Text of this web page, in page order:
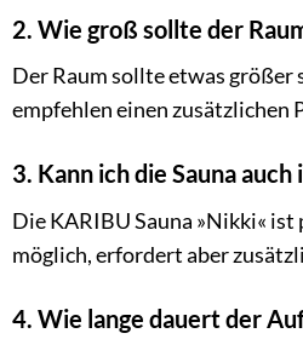
2. Wie groß sollte der
Der Raum sollte etwas größer
empfehlen einen zusätzlichen
3. Kann ich die Sauna
Die KARIBU Sauna »Nikki«
möglich, erfordert aber
4. Wie lange dauert der